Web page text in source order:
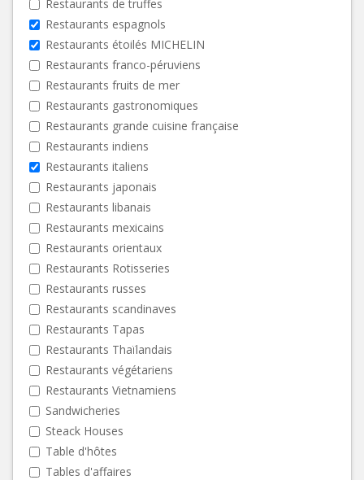
Restaurants de truffes
Restaurants espagnols
Restaurants étoilés MICHELIN
Restaurants franco-péruviens
Restaurants fruits de mer
Restaurants gastronomiques
Restaurants grande cuisine française
Restaurants indiens
Restaurants italiens
Restaurants japonais
Restaurants libanais
Restaurants mexicains
Restaurants orientaux
Restaurants Rotisseries
Restaurants russes
Restaurants scandinaves
Restaurants Tapas
Restaurants Thaïlandais
Restaurants végétariens
Restaurants Vietnamiens
Sandwicheries
Steack Houses
Table d'hôtes
Tables d'affaires